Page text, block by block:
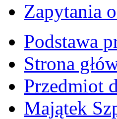
Zapytania
Podstawa
Strona
Przedmiot
Majątek